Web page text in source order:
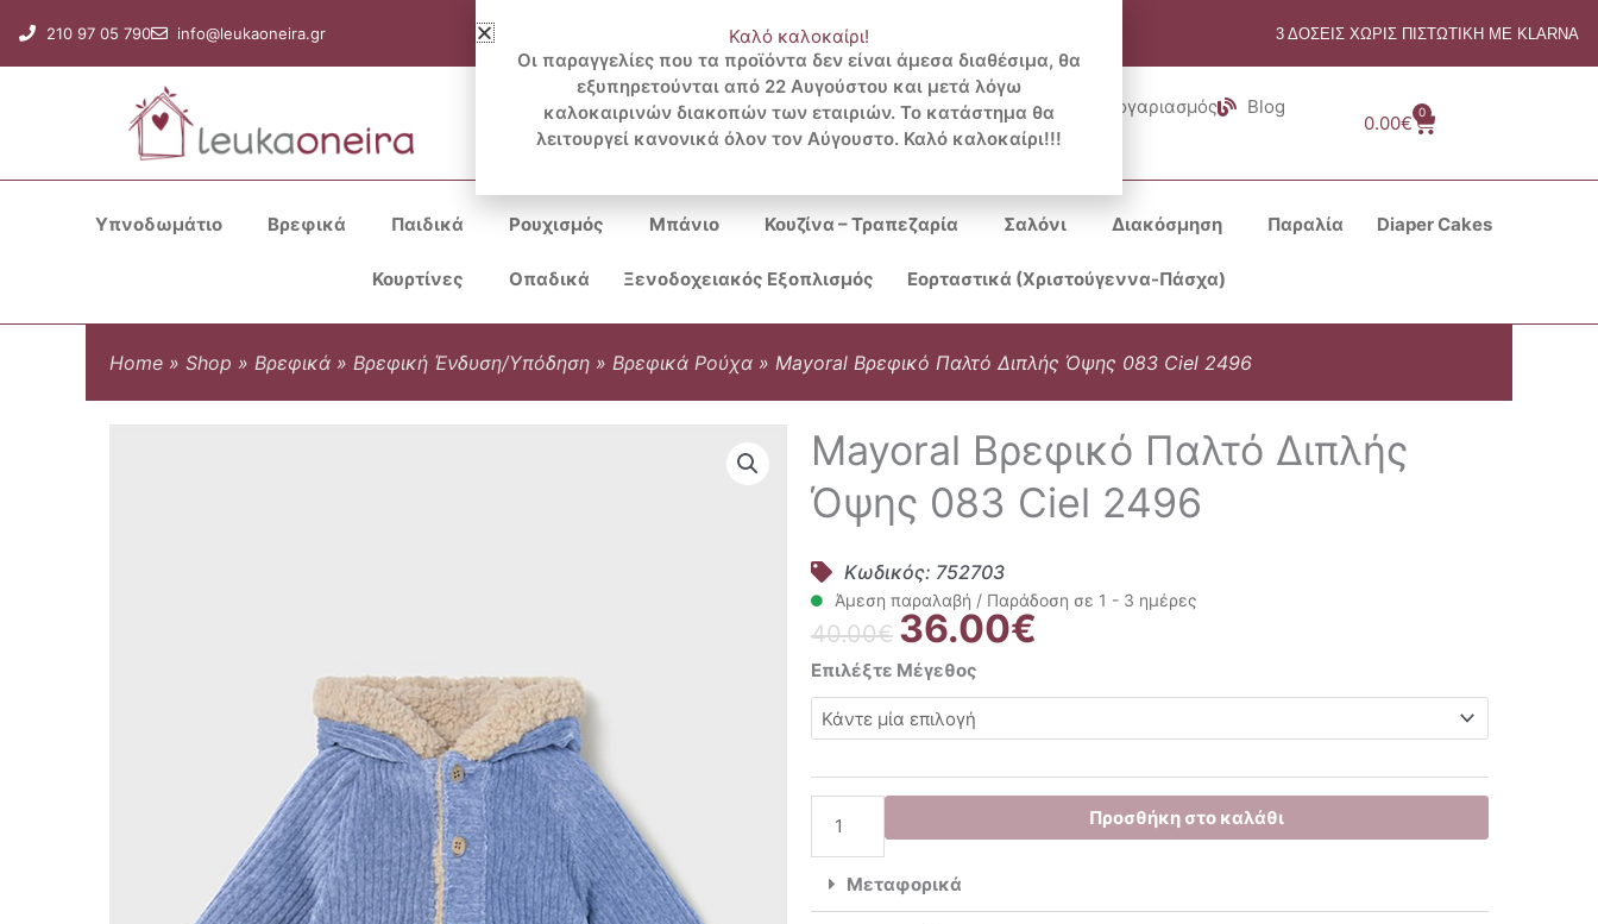
στο
περιεχόμενο
210 97 05 790 info@leukaoneira.gr 3 ΔΟΣΕΙΣ ΧΩΡΙΣ ΠΙΣΤΩΤΙΚΗ ΜΕ KLARNA
Search
...
Λογαριασμός Blog
0.00€
0
Cart
Υπνοδωμάτιο Βρεφικά Παιδικά Ρουχισμός Μπάνιο Κουζίνα – Τραπεζαρία Σαλόνι Διακόσμηση Παραλία Diaper Cakes
Κουρτίνες Οπαδικά Ξενοδοχειακός Εξοπλισμός Εορταστικά (Χριστούγεννα-Πάσχα)
Home » Shop » Βρεφικά » Βρεφική Ένδυση/Υπόδηση » Βρεφικά Ρούχα » Mayoral Βρεφικό Παλτό Διπλής Όψης 083 Ciel 2496
Mayoral Βρεφικό Παλτό Διπλής
Όψης 083 Ciel 2496
Κωδικός: 752703
Άμεση παραλαβή / Παράδοση σε 1 - 3 ημέρες
40.00€ Original
price
was:
40.00€.
36.00€
36.00€.
Επιλέξτε Μέγεθος
Mayoral
Βρεφικό
Παλτό
Όψης
Ciel
2496
ποσότητα
Προσθήκη στο καλάθι
Μεταφορικά
Καλό καλοκαίρι!
Οι παραγγελίες που τα προϊόντα δεν είναι άμεσα διαθέσιμα, θα
εξυπηρετούνται από 22 Αυγούστου και μετά λόγω
καλοκαιρινών διακοπών των εταιριών. Το κατάστημα θα
λειτουργεί κανονικά όλον τον Αύγουστο. Καλό καλοκαίρι!!!